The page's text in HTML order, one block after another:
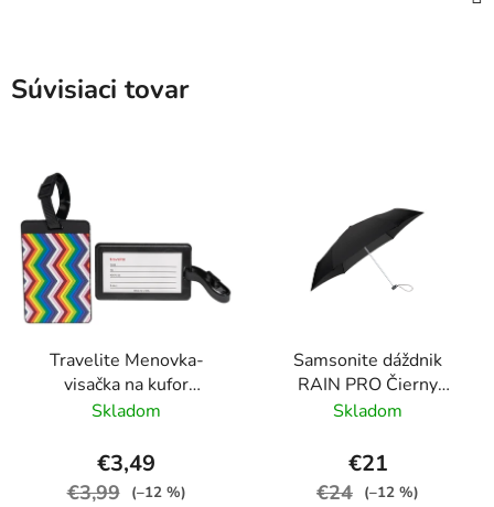
Súvisiaci tovar
Travelite Menovka-
visačka na kufor
Multicolor Waves
Skladom
€3,49
€3,99 (–12 %)
Samsonite dáždnik
RAIN PRO Čierny
skladací manuálny
Skladom
€21
€24 (–12 %)